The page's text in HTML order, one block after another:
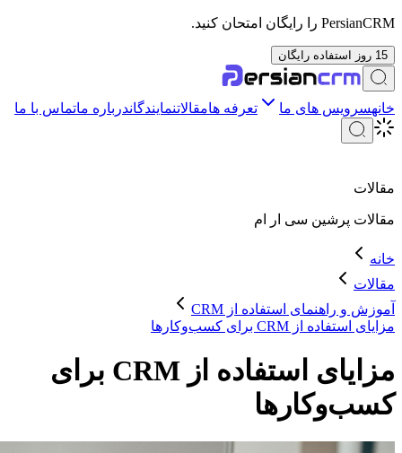
PersianCRM را رایگان امتحان کنید.
15 روز استفاده رایگان
خانهسرویس های ما تعرفه هامقالاتنمایندگاندرباره ماتماس با ما
مقالات
مقالات پرشین سی ار ام
خانه
مقالات
آموزش و راهنمای استفاده از CRM
مزایای استفاده از CRM برای کسب‌وکارها
مزایای استفاده از CRM برای
کسب‌وکارها